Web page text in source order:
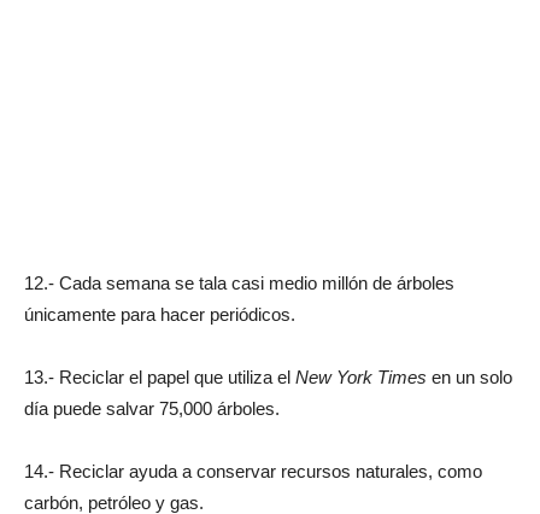
12.- Cada semana se tala casi medio millón de árboles
únicamente para hacer periódicos.
13.- Reciclar el papel que utiliza el New York Times en un solo
día puede salvar 75,000 árboles.
14.- Reciclar ayuda a conservar recursos naturales, como
carbón, petróleo y gas.